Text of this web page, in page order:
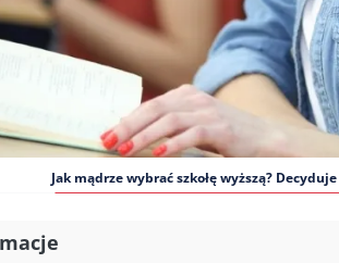
Jak mądrze wybrać szkołę wyższą?